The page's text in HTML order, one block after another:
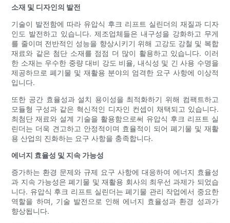
소재 및 디자인의 발전
기술이 발전함에 따라 유압식 후크 리프트 실린더의 재질과 디자
인도 발전하고 있습니다. 제조업체들은 내구성을 강화하고 무게
를 줄이며 전반적인 성능을 향상시키기 위해 고강도 강철 및 복합
재료와 같은 첨단 소재를 점점 더 많이 활용하고 있습니다. 이러
한 소재는 우수한 중량 대비 강도 비율, 내식성 및 긴 사용 수명을
제공하므로 폐기물 및 재활용 분야의 엄격한 요구 사항에 이상적
입니다.
또한 공간 효율성과 설치 용이성을 최적화하기 위해 컴팩트하고
모듈형 구성과 같은 혁신적인 디자인 컨셉이 채택되고 있습니다.
최첨단 재료와 설계 기술을 활용함으로써 유압식 후크 리프트 실
린더는 더욱 견고하고 안정적이며 효율적이 되어 폐기물 및 재활
용 산업의 진화하는 요구 사항을 충족합니다.
에너지 효율성 및 지속 가능성
증가하는 환경 문제와 규제 요구 사항에 대응하여 에너지 효율성
과 지속 가능성은 폐기물 및 재활용 회사의 최우선 과제가 되었습
니다. 유압식 후크 리프트 실린더는 폐기물 관리 작업에서 중요한
역할을 하며, 기술 발전으로 인해 에너지 효율성과 환경 성과가
향상됩니다.